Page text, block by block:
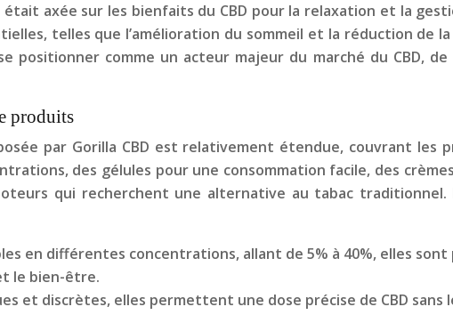
axée sur les bienfaits du CBD pour la relaxation et la
telles que l’amélioration du sommeil et la réduction
positionner comme un acteur majeur du marché du CBD,
produits
par Gorilla CBD est relativement étendue, couvrant les
des gélules pour une consommation facile, des
qui recherchent une alternative au tabac
en différentes concentrations, allant de 5% à 40%, elles
le bien-être.
et discrètes, elles permettent une dose précise de CBD